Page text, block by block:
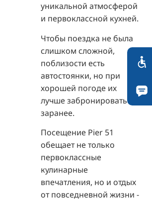
уникальной атмосферой
и первоклассной кухней.
Чтобы поездка не была
слишком сложной,
поблизости есть
автостоянки, но при
хорошей погоде их
лучше забронировать
заранее.
Посещение Pier 51
обещает не только
первоклассные
кулинарные
впечатления, но и отдых
от повседневной жизни -